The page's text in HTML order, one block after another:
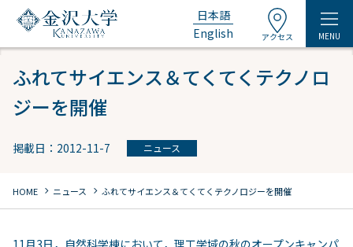
日本語
English
アクセス MENU
ふれてサイエンス＆てくてくテクノロ
ジーを開催
掲載日：2012-11-7 ニュース
HOME chevron_right ニュース chevron_right ふれてサイエンス＆てくてくテクノロジーを開催
11月3日，自然科学棟において，理工学域の秋のオープンキャンパ